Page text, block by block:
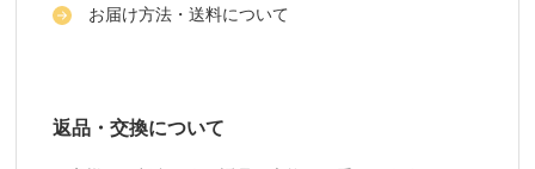
お届け方法・送料について
返品・交換について